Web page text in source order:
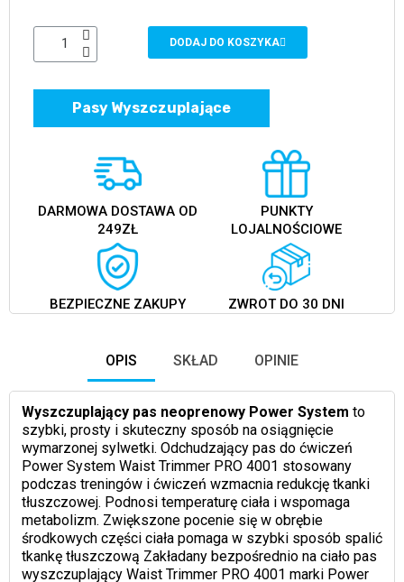
DODAJ DO KOSZYKA
Pasy Wyszczuplające
DARMOWA DOSTAWA OD
249ZŁ
PUNKTY
LOJALNOŚCIOWE
BEZPIECZNE ZAKUPY ZWROT DO 30 DNI
OPIS SKŁAD OPINIE
Wyszczuplający pas neoprenowy Power System to
szybki, prosty i skuteczny sposób na osiągnięcie
wymarzonej sylwetki. Odchudzający pas do ćwiczeń
Power System Waist Trimmer PRO 4001 stosowany
podczas treningów i ćwiczeń wzmacnia redukcję tkanki
tłuszczowej. Podnosi temperaturę ciała i wspomaga
metabolizm. Zwiększone pocenie się w obrębie
środkowych części ciała pomaga w szybki sposób spalić
tkankę tłuszczową Zakładany bezpośrednio na ciało pas
wyszczuplający Waist Trimmer PRO 4001 marki Power